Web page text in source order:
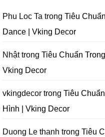
Decor
Đà
Nẵng
Vking
Nẵng
|
Decor
Tránh
Khi
Kế
Chụp
Ảnh
Đà
Vking
Decor
Phu Loc Ta trong Tiêu
Dance | Vking Decor
Nhậttrong Tiêu Chuẩn
Vking Decor
vkingdecor trong Tiêu
Hình | Vking Decor
Duong Le thanh trong Tiêu